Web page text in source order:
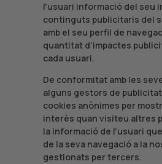
l'usuari informació del seu
continguts publicitaris del
amb el seu perfil de
quantitat d'impactes
cada usuari.
De conformitat amb les
alguns gestors de
cookies anònimes per
interès quan visiteu altres
la informació de l'usuari
de la seva navegació a la
gestionats per tercers.